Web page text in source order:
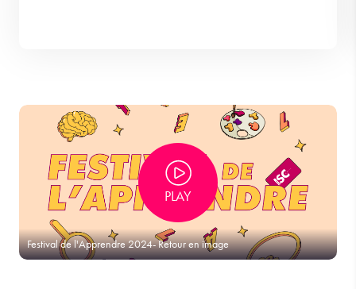
Festival de l'Apprendre 2024- Retour en image
PLAY